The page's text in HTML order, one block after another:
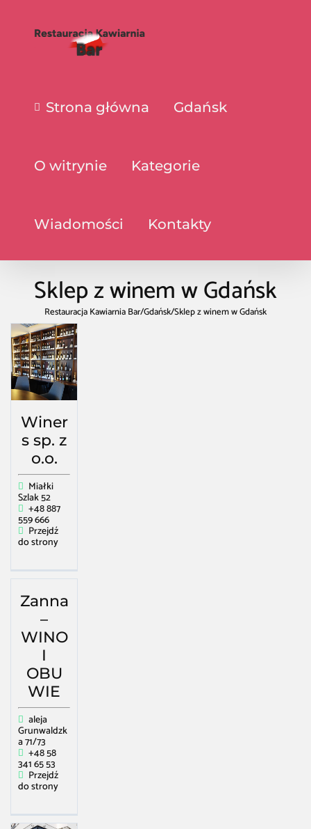
Strona główna Gdańsk
O witrynie Kategorie
Wiadomości Kontakty
Sklep z winem w Gdańsk
Restauracja Kawiarnia Bar/Gdańsk/Sklep z winem w Gdańsk
Winer
s sp. z
o.o.
Miałki
Szlak 52
+48 887
559 666
Przejdź
do strony
Zanna
–
WINO
I
OBU
WIE
aleja
Grunwaldzk
a 71/73
+48 58
341 65 53
Przejdź
do strony